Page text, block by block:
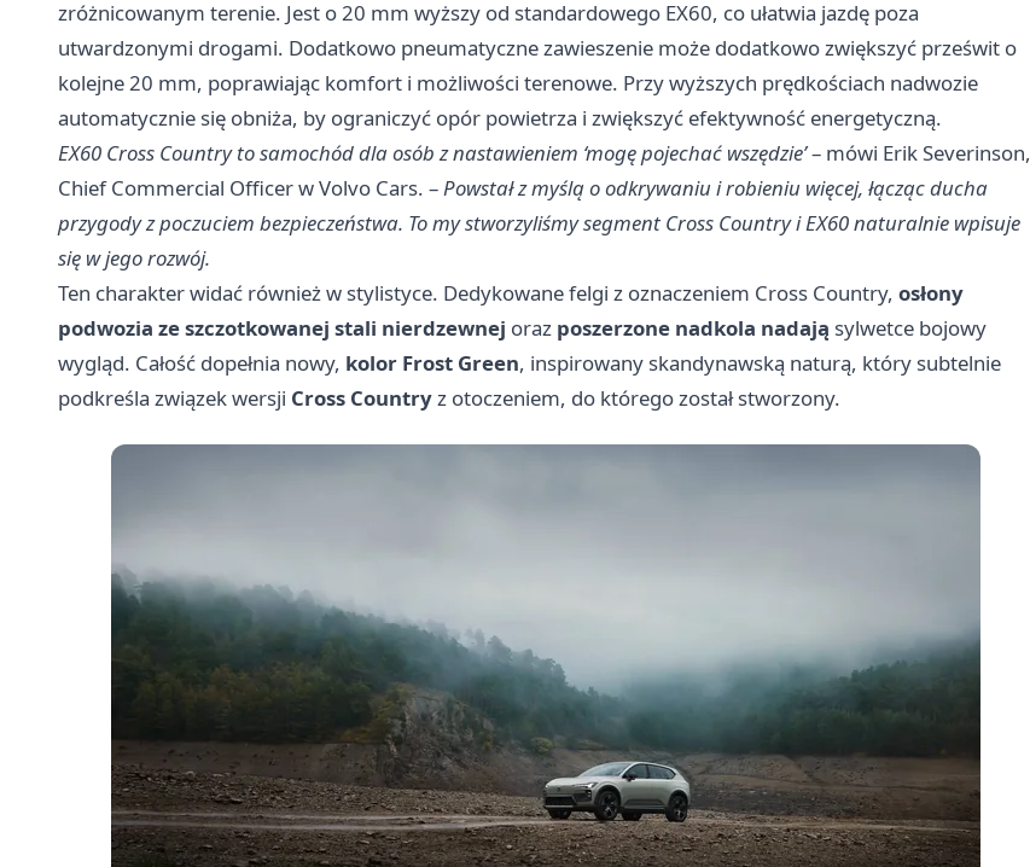
zróżnicowanym terenie. Jest o 20 mm wyższy od standardowego EX60, co ułatwia jazdę poza
utwardzonymi drogami. Dodatkowo pneumatyczne zawieszenie może dodatkowo zwiększyć prześwit o
kolejne 20 mm, poprawiając komfort i możliwości terenowe. Przy wyższych prędkościach nadwozie
automatycznie się obniża, by ograniczyć opór powietrza i zwiększyć efektywność energetyczną.
EX60 Cross Country to samochód dla osób z nastawieniem ‘mogę pojechać wszędzie’– mówi Erik Severinson,
Chief Commercial Officer w Volvo Cars. –Powstał z myślą o odkrywaniu i robieniu więcej, łącząc ducha
przygody z poczuciem bezpieczeństwa. To my stworzyliśmy segment Cross Country i EX60 naturalnie wpisuje
się w jego rozwój.
Ten charakter widać również w stylistyce. Dedykowane felgi z oznaczeniem Cross Country, osłony
podwozia ze szczotkowanej stali nierdzewnej oraz poszerzone nadkola nadają sylwetce bojowy
wygląd. Całość dopełnia nowy, kolor Frost Green, inspirowany skandynawską naturą, który subtelnie
podkreśla związek wersji Cross Countryz otoczeniem, do którego został stworzony.